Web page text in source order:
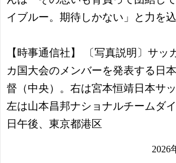
イブルー。期待しかない」と力を込
【時事通信社】 〔写真説明〕サッ
カ国大会のメンバーを発表する日
督（中央）。右は宮本恒靖日本サ
左は山本昌邦ナショナルチームダ
日午後、東京都港区
2026